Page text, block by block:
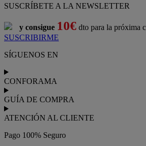
SUSCRÍBETE A LA NEWSLETTER
y consigue 10€ dto para la próxima
SUSCRIBIRME
SÍGUENOS EN
CONFORAMA
GUÍA DE COMPRA
ATENCIÓN AL CLIENTE
Pago 100% Seguro